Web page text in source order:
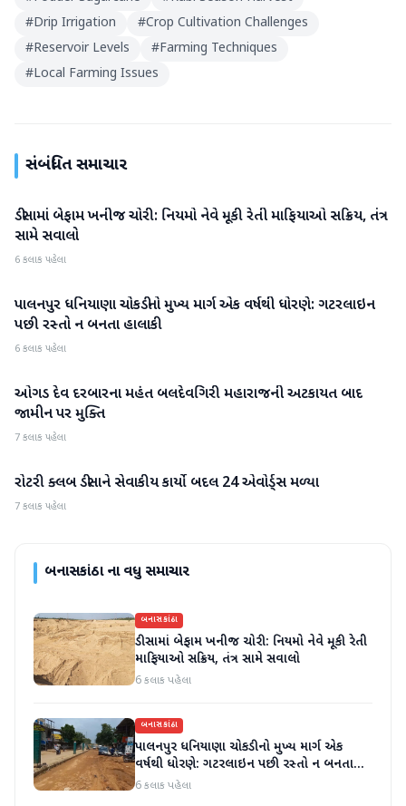
#Drip Irrigation #Crop Cultivation Challenges
#Reservoir Levels #Farming Techniques
#Local Farming Issues
સંબંધિત સમાચાર
બનાસકાંઠા
ડીસામાં બેફામ ખનીજ ચોરી: નિયમો નેવે મૂકી રેતી માફિયાઓ સક્રિય, તંત્ર
સામે સવાલો
6 કલાક પહેલા
બનાસકાંઠા
પાલનપુર ધનિયાણા ચોકડીનો મુખ્ય માર્ગ એક વર્ષથી ધોરણે: ગટરલાઇન
પછી રસ્તો ન બનતા હાલાકી
6 કલાક પહેલા
બનાસકાંઠા
ઓગડ દેવ દરબારના મહંત બલદેવગિરી મહારાજની અટકાયત બાદ
જામીન પર મુક્તિ
7 કલાક પહેલા
બનાસકાંઠા
રોટરી ક્લબ ડીસાને સેવાકીય કાર્યો બદલ 24 એવોર્ડ્સ મળ્યા
7 કલાક પહેલા
બનાસકાંઠાના વધુ સમાચાર
બનાસકાંઠા
ડીસામાં બેફામ ખનીજ ચોરી: નિયમો નેવે મૂકી રેતી
માફિયાઓ સક્રિય, તંત્ર સામે સવાલો
6 કલાક પહેલા
બનાસકાંઠા
પાલનપુર ધનિયાણા ચોકડીનો મુખ્ય માર્ગ એક
વર્ષથી ધોરણે: ગટરલાઇન પછી રસ્તો ન બનતા
હાલાકી
6 કલાક પહેલા